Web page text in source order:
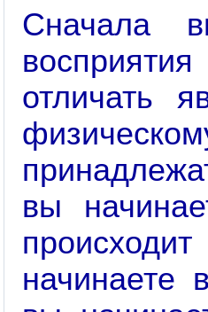
Сначала
отличать
вы
начинаете